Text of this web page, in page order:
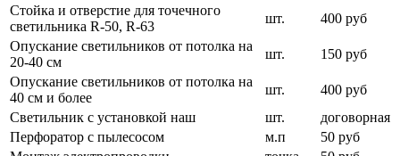
Стойка и отверстие для точечного
светильника R-50, R-63
шт.
400 руб
Опускание светильников от потолка на
20-40 см
шт.
150 руб
Опускание светильников от потолка на
40 см и более
шт.
400 руб
Светильник с установкой наш
шт.
договорная
Перфоратор с пылесосом
м.п
50 руб